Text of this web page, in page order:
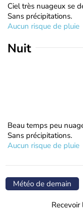
Ciel très nuageux se
Sans précipitations.
Aucun risque de pluie
Nuit
Beau temps peu
Sans précipitations.
Aucun risque de pluie
Météo de demain